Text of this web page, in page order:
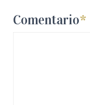
Comentario*